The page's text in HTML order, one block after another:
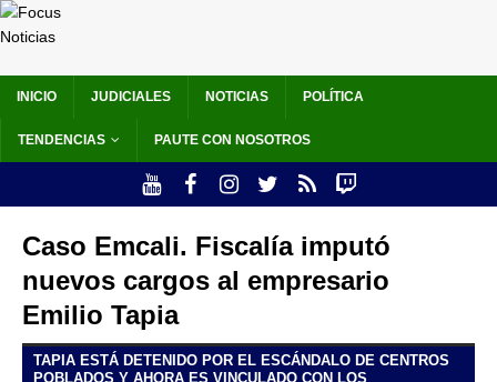
INICIO JUDICIALES NOTICIAS POLÍTICA
TENDENCIAS PAUTE CON NOSOTROS
Caso Emcali. Fiscalía imputó
nuevos cargos al empresario
Emilio Tapia
TAPIA ESTÁ DETENIDO POR EL ESCÁNDALO DE CENTROS
POBLADOS Y AHORA ES VINCULADO CON LOS